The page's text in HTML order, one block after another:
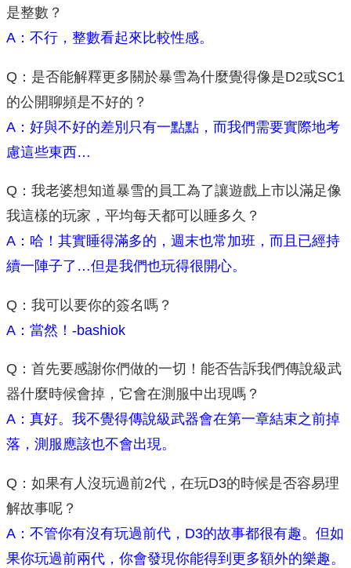
是整數？
A：不行，整數看起來比較性感。
Q：是否能解釋更多關於暴雪為什麼覺得像是D2或SC1
的公開聊頻是不好的？
A：好與不好的差別只有一點點，而我們需要實際地考
慮這些東西…
Q：我老婆想知道暴雪的員工為了讓遊戲上市以滿足像
我這樣的玩家，平均每天都可以睡多久？
A：哈！其實睡得滿多的，週末也常加班，而且已經持
續一陣子了…但是我們也玩得很開心。
Q：我可以要你的簽名嗎？
A：當然！-bashiok
Q：首先要感謝你們做的一切！能否告訴我們傳說級武
器什麼時候會掉，它會在測服中出現嗎？
A：真好。我不覺得傳說級武器會在第一章結束之前掉
落，測服應該也不會出現。
Q：如果有人沒玩過前2代，在玩D3的時候是否容易理
解故事呢？
A：不管你有沒有玩過前代，D3的故事都很有趣。但如
果你玩過前兩代，你會發現你能得到更多額外的樂趣。